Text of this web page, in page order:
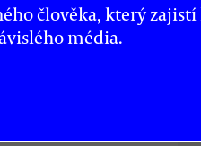
člověka, který
média.